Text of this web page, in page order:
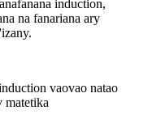
induction,
na fanariana ary